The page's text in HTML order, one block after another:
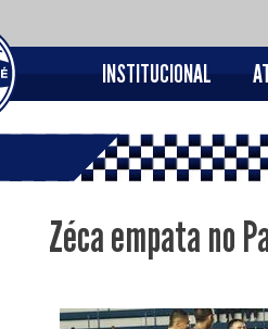
INSTITUCIONAL
Zéca empata no